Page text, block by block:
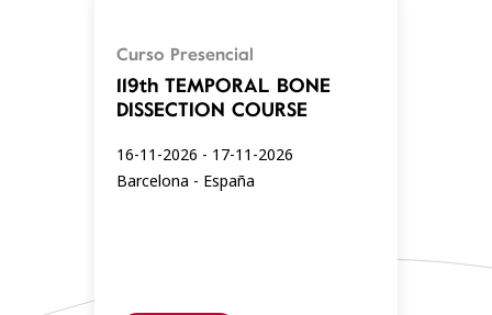
Curso Presencial
119th TEMPORAL BONE
DISSECTION COURSE
16-11-2026 - 17-11-2026
Barcelona - España